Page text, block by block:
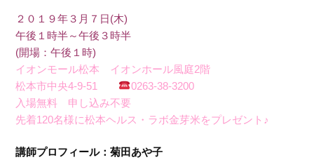
２０１９年３月７日(木)
午後１時半～午後３時半
(開場：午後１時)
イオンモール松本 イオンホール風庭2階
松本市中央4-9-51
0263-38-3200
入場無料 申し込み不要
先着120名様に松本ヘルス・ラボ金芽米をプレゼント♪
講師プロフィール：菊田あや子